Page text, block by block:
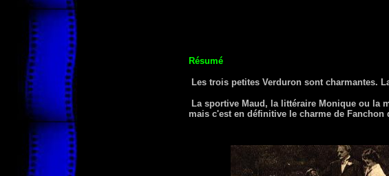
Résumé
Les trois petites Verduron sont charmantes.
La sportive Maud, la littéraire Monique ou la
mais c'est en définitive le charme de Fanchon